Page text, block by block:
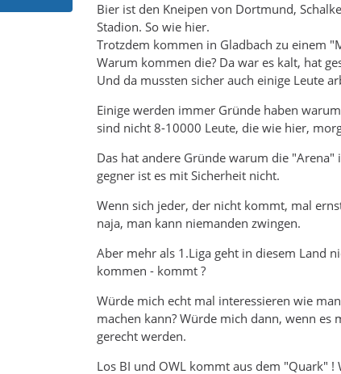
Bier ist den Kneipen von Dortmund,
Stadion. So wie hier.
Trotzdem kommen in Gladbach zu einem
Warum kommen die? Da war es kalt, hat
Und da mussten sicher auch einige Leute
Einige werden immer Gründe haben
sind nicht 8-10000 Leute, die wie hier,
Das hat andere Gründe warum die
gegner ist es mit Sicherheit nicht.
Wenn sich jeder, der nicht kommt, mal
naja, man kann niemanden zwingen.
Aber mehr als 1.Liga geht in diesem Land
kommen - kommt ?
Würde mich echt mal interessieren wie
machen kann? Würde mich dann, wenn es
gerecht werden.
Los BI und OWL kommt aus dem "Quark"